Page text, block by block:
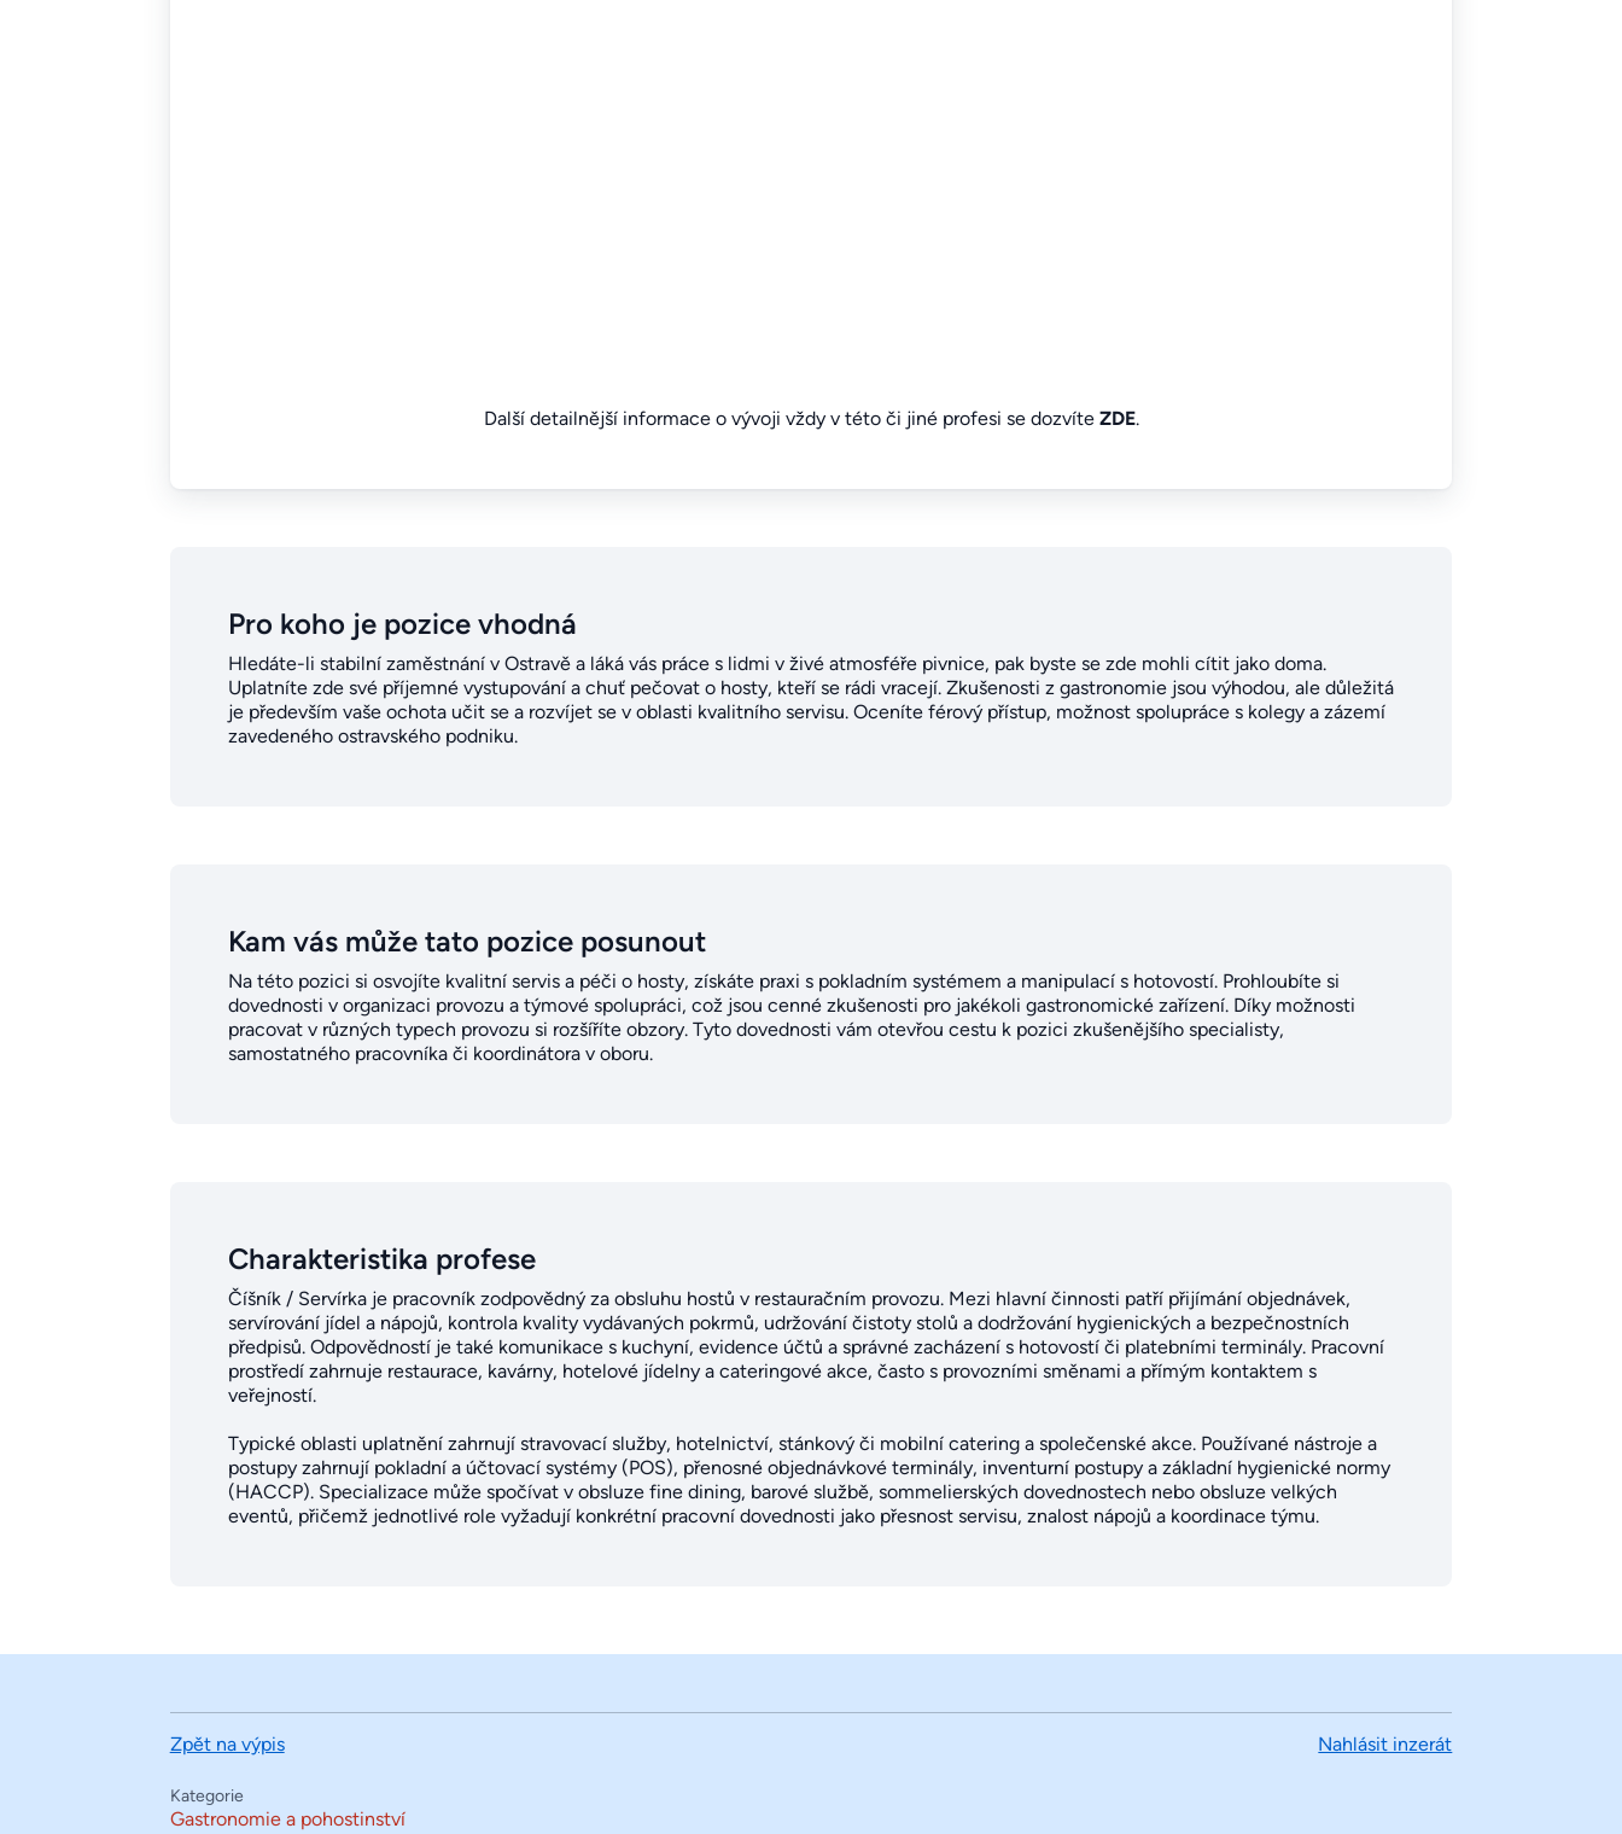
Další detailnější informace o vývoji vždy v této či jiné profesi se dozvíte ZDE.
Pro koho je pozice vhodná
Hledáte-li stabilní zaměstnání v Ostravě a láká vás práce s lidmi v živé atmosféře pivnice, pak byste se zde mohli cítit jako doma.
Uplatníte zde své příjemné vystupování a chuť pečovat o hosty, kteří se rádi vracejí. Zkušenosti z gastronomie jsou výhodou, ale důležitá
je především vaše ochota učit se a rozvíjet se v oblasti kvalitního servisu. Oceníte férový přístup, možnost spolupráce s kolegy a zázemí
zavedeného ostravského podniku.
Kam vás může tato pozice posunout
Na této pozici si osvojíte kvalitní servis a péči o hosty, získáte praxi s pokladním systémem a manipulací s hotovostí. Prohloubíte si
dovednosti v organizaci provozu a týmové spolupráci, což jsou cenné zkušenosti pro jakékoli gastronomické zařízení. Díky možnosti
pracovat v různých typech provozu si rozšíříte obzory. Tyto dovednosti vám otevřou cestu k pozici zkušenějšího specialisty,
samostatného pracovníka či koordinátora v oboru.
Charakteristika profese
Číšník / Servírka je pracovník zodpovědný za obsluhu hostů v restauračním provozu. Mezi hlavní činnosti patří přijímání objednávek,
servírování jídel a nápojů, kontrola kvality vydávaných pokrmů, udržování čistoty stolů a dodržování hygienických a bezpečnostních
předpisů. Odpovědností je také komunikace s kuchyní, evidence účtů a správné zacházení s hotovostí či platebními terminály. Pracovní
prostředí zahrnuje restaurace, kavárny, hotelové jídelny a cateringové akce, často s provozními směnami a přímým kontaktem s
veřejností.
Typické oblasti uplatnění zahrnují stravovací služby, hotelnictví, stánkový či mobilní catering a společenské akce. Používané nástroje a
postupy zahrnují pokladní a účtovací systémy (POS), přenosné objednávkové terminály, inventurní postupy a základní hygienické normy
(HACCP). Specializace může spočívat v obsluze fine dining, barové službě, sommelierských dovednostech nebo obsluze velkých
eventů, přičemž jednotlivé role vyžadují konkrétní pracovní dovednosti jako přesnost servisu, znalost nápojů a koordinace týmu.
Zpět na výpis Nahlásit inzerát
Kategorie
Gastronomie a pohostinství